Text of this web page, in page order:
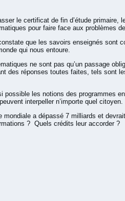
le certificat de fin d’étude primaire,
pour faire face aux problèmes
que les savoirs enseignés sont
qui nous entoure.
ne sont pas qu’un passage
des réponses toutes faites, tels sont
les notions des programmes
interpeller n’importe quel citoyen.
a dépassé 7 milliards et
? Quels crédits leur accorder ?